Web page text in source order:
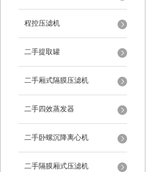
程控压滤机
二手提取罐
二手厢式隔膜压滤机
二手四效蒸发器
二手卧螺沉降离心机
二手隔膜厢式压滤机